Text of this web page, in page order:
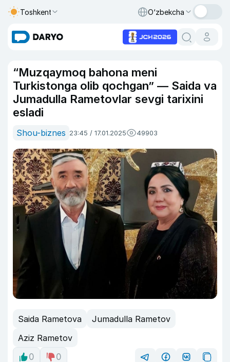
Toshkent O‘zbekcha
“Muzqaymoq bahona meni
Turkistonga olib qochgan” — Saida va
Jumadulla Rametovlar sevgi tarixini
esladi
Shou-biznes 23:45 / 17.01.2025 49903
Saida Rametova
Jumadulla Rametov
Aziz Rametov
0
0